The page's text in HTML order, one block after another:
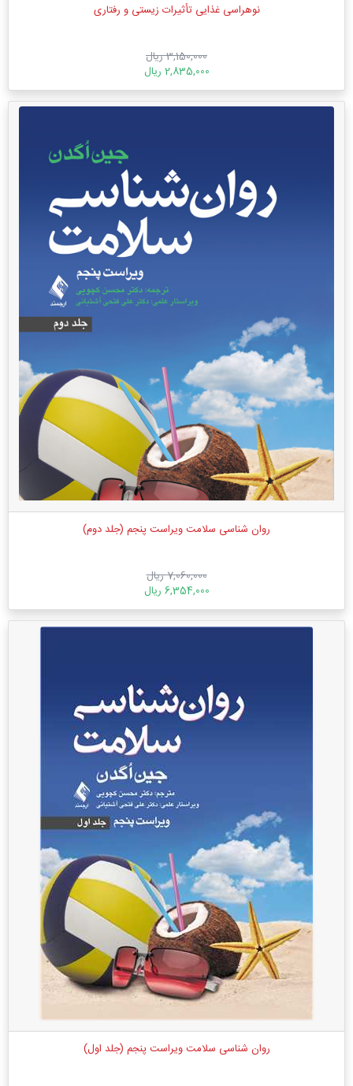
نوهراسی غذایی تأثیرات زیستی و رفتاری
3,150,000 ریال
2,835,000 ریال
روان شناسی سلامت ویراست پنجم (جلد دوم)
7,060,000 ریال
6,354,000 ریال
روان‌ شناسی سلامت ویراست پنجم (جلد اول)